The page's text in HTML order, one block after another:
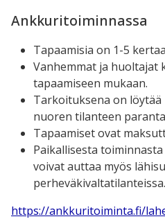
Ankkuritoiminnassa
Tapaamisia on 1-5
Vanhemmat ja huoltajat
tapaamiseen mukaan.
Tarkoituksena on
nuoren tilanteen
Tapaamiset ovat
Paikallisesta
voivat auttaa myös
perheväkivaltatilanteissa.
https://ankkuritoiminta.fi/